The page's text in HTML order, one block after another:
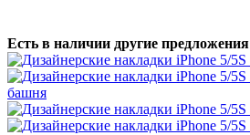
Есть в наличии другие предложения